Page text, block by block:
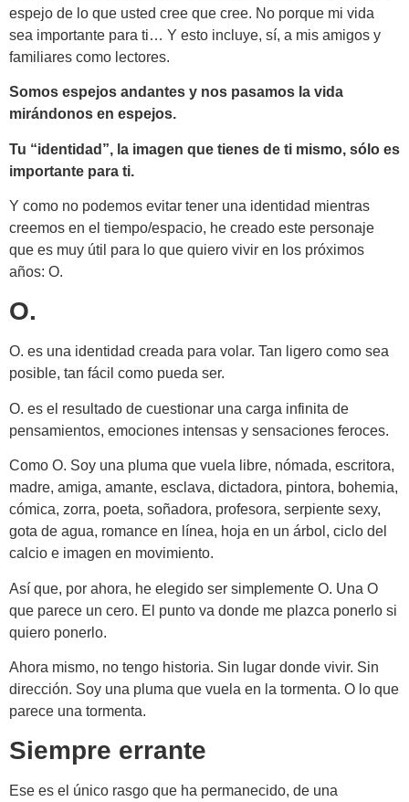
espejo de lo que usted cree que cree. No porque mi vida
sea importante para ti… Y esto incluye, sí, a mis amigos y
familiares como lectores.
Somos espejos andantes y nos pasamos la vida
mirándonos en espejos.
Tu “identidad”, la imagen que tienes de ti mismo, sólo es
importante para ti.
Y como no podemos evitar tener una identidad mientras
creemos en el tiempo/espacio, he creado este personaje
que es muy útil para lo que quiero vivir en los próximos
años: O.
O.
O. es una identidad creada para volar. Tan ligero como sea
posible, tan fácil como pueda ser.
O. es el resultado de cuestionar una carga infinita de
pensamientos, emociones intensas y sensaciones feroces.
Como O. Soy una pluma que vuela libre, nómada, escritora,
madre, amiga, amante, esclava, dictadora, pintora, bohemia,
cómica, zorra, poeta, soñadora, profesora, serpiente sexy,
gota de agua, romance en línea, hoja en un árbol, ciclo del
calcio e imagen en movimiento.
Así que, por ahora, he elegido ser simplemente O. Una O
que parece un cero. El punto va donde me plazca ponerlo si
quiero ponerlo.
Ahora mismo, no tengo historia. Sin lugar donde vivir. Sin
dirección. Soy una pluma que vuela en la tormenta. O lo que
parece una tormenta.
Siempre errante
Ese es el único rasgo que ha permanecido, de una